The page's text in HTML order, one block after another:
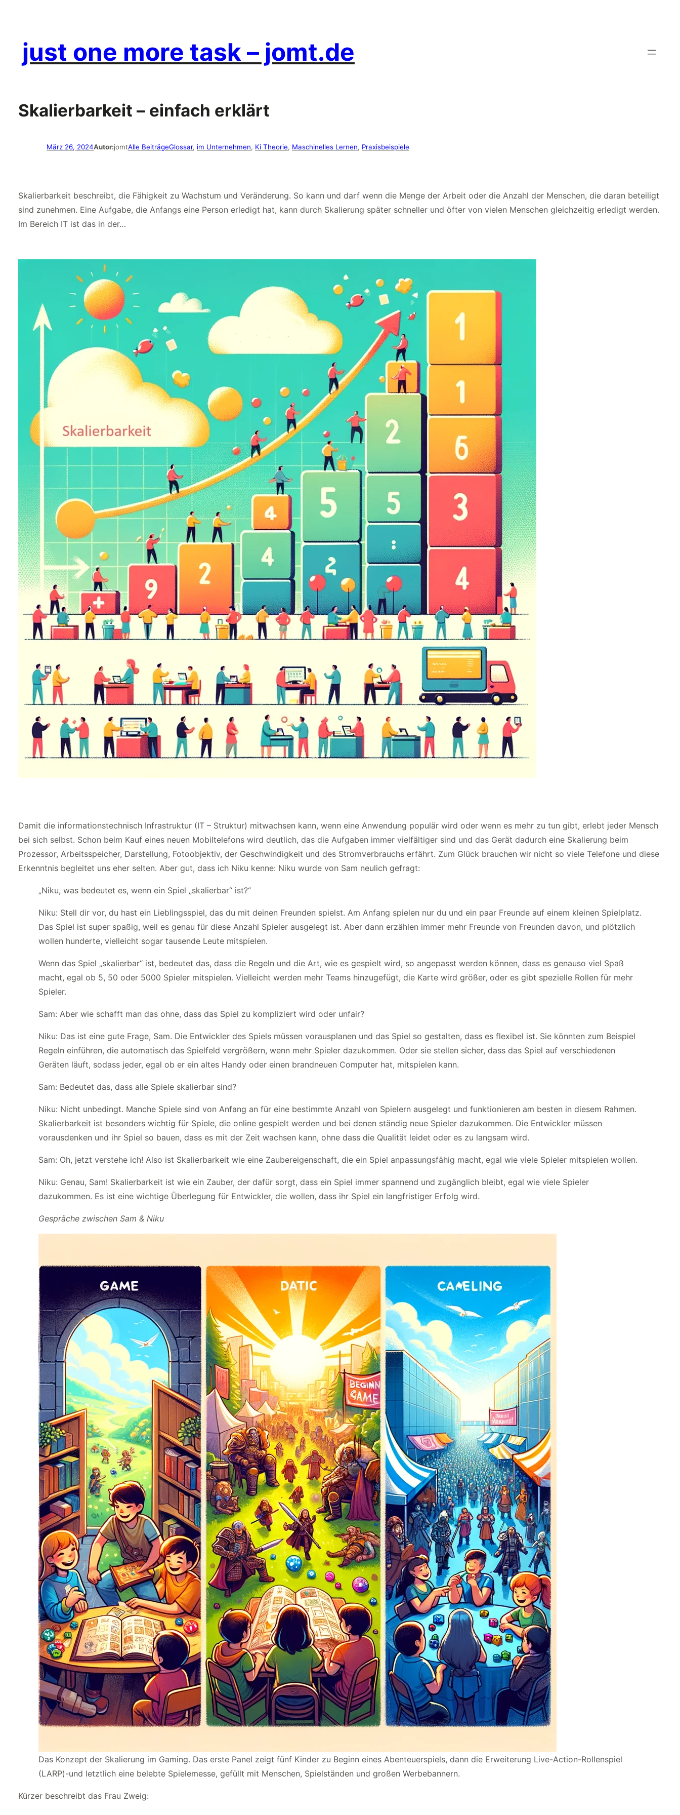
just one more task – jomt.de
Skalierbarkeit – einfach erklärt
März 26, 2024Autor:jomtAlle BeiträgeGlossar, im Unternehmen, Ki Theorie, Maschinelles Lernen, Praxisbeispiele
Skalierbarkeit beschreibt, die Fähigkeit zu Wachstum und Veränderung. So kann und darf wenn die Menge der Arbeit oder die Anzahl der Menschen, die daran beteiligt
sind zunehmen. Eine Aufgabe, die Anfangs eine Person erledigt hat, kann durch Skalierung später schneller und öfter von vielen Menschen gleichzeitig erledigt werden.
Im Bereich IT ist das in der…
Damit die informationstechnisch Infrastruktur (IT – Struktur) mitwachsen kann, wenn eine Anwendung populär wird oder wenn es mehr zu tun gibt, erlebt jeder Mensch
bei sich selbst. Schon beim Kauf eines neuen Mobiltelefons wird deutlich, das die Aufgaben immer vielfältiger sind und das Gerät dadurch eine Skalierung beim
Prozessor, Arbeitsspeicher, Darstellung, Fotoobjektiv, der Geschwindigkeit und des Stromverbrauchs erfährt. Zum Glück brauchen wir nicht so viele Telefone und diese
Erkenntnis begleitet uns eher selten. Aber gut, dass ich Niku kenne: Niku wurde von Sam neulich gefragt:
„Niku, was bedeutet es, wenn ein Spiel „skalierbar“ ist?“
Niku: Stell dir vor, du hast ein Lieblingsspiel, das du mit deinen Freunden spielst. Am Anfang spielen nur du und ein paar Freunde auf einem kleinen Spielplatz.
Das Spiel ist super spaßig, weil es genau für diese Anzahl Spieler ausgelegt ist. Aber dann erzählen immer mehr Freunde von Freunden davon, und plötzlich
wollen hunderte, vielleicht sogar tausende Leute mitspielen.
Wenn das Spiel „skalierbar“ ist, bedeutet das, dass die Regeln und die Art, wie es gespielt wird, so angepasst werden können, dass es genauso viel Spaß
macht, egal ob 5, 50 oder 5000 Spieler mitspielen. Vielleicht werden mehr Teams hinzugefügt, die Karte wird größer, oder es gibt spezielle Rollen für mehr
Spieler.
Sam: Aber wie schafft man das ohne, dass das Spiel zu kompliziert wird oder unfair?
Niku: Das ist eine gute Frage, Sam. Die Entwickler des Spiels müssen vorausplanen und das Spiel so gestalten, dass es flexibel ist. Sie könnten zum Beispiel
Regeln einführen, die automatisch das Spielfeld vergrößern, wenn mehr Spieler dazukommen. Oder sie stellen sicher, dass das Spiel auf verschiedenen
Geräten läuft, sodass jeder, egal ob er ein altes Handy oder einen brandneuen Computer hat, mitspielen kann.
Sam: Bedeutet das, dass alle Spiele skalierbar sind?
Niku: Nicht unbedingt. Manche Spiele sind von Anfang an für eine bestimmte Anzahl von Spielern ausgelegt und funktionieren am besten in diesem Rahmen.
Skalierbarkeit ist besonders wichtig für Spiele, die online gespielt werden und bei denen ständig neue Spieler dazukommen. Die Entwickler müssen
vorausdenken und ihr Spiel so bauen, dass es mit der Zeit wachsen kann, ohne dass die Qualität leidet oder es zu langsam wird.
Sam: Oh, jetzt verstehe ich! Also ist Skalierbarkeit wie eine Zaubereigenschaft, die ein Spiel anpassungsfähig macht, egal wie viele Spieler mitspielen wollen.
Niku: Genau, Sam! Skalierbarkeit ist wie ein Zauber, der dafür sorgt, dass ein Spiel immer spannend und zugänglich bleibt, egal wie viele Spieler
dazukommen. Es ist eine wichtige Überlegung für Entwickler, die wollen, dass ihr Spiel ein langfristiger Erfolg wird.
Gespräche zwischen Sam & Niku
Das Konzept der Skalierung im Gaming. Das erste Panel zeigt fünf Kinder zu Beginn eines Abenteuerspiels, dann die Erweiterung Live-Action-Rollenspiel
(LARP)-und letztlich eine belebte Spielemesse, gefüllt mit Menschen, Spielständen und großen Werbebannern.
Kürzer beschreibt das Frau Zweig: